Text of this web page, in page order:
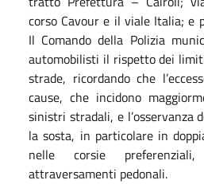
corso Cavour e il viale Italia; e
Il Comando della Polizia
automobilisti il rispetto dei
strade, ricordando che
cause, che incidono
sinistri stradali, e l’osservanza
la sosta, in particolare in
nelle corsie
attraversamenti pedonali.